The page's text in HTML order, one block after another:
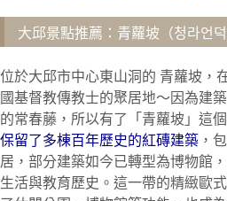
大邱景點推薦：青蘿坡（청라언덕
位於大邱市中心東山洞的 青蘿坡，
國基督教傳教士的聚居地～因為建
的常春藤，所以有了「青蘿坡」這
保留了多棟百年歷史的紅磚建築 ，
居，部分建築如今已轉型為博物館
生活與教育歷史。這一帶的精緻歐